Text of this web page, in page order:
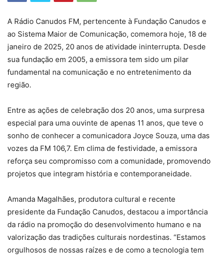
A Rádio Canudos FM, pertencente à Fundação Canudos e
ao Sistema Maior de Comunicação, comemora hoje, 18 de
janeiro de 2025, 20 anos de atividade ininterrupta. Desde
sua fundação em 2005, a emissora tem sido um pilar
fundamental na comunicação e no entretenimento da
região.
Entre as ações de celebração dos 20 anos, uma surpresa
especial para uma ouvinte de apenas 11 anos, que teve o
sonho de conhecer a comunicadora Joyce Souza, uma das
vozes da FM 106,7. Em clima de festividade, a emissora
reforça seu compromisso com a comunidade, promovendo
projetos que integram história e contemporaneidade.
Amanda Magalhães, produtora cultural e recente
presidente da Fundação Canudos, destacou a importância
da rádio na promoção do desenvolvimento humano e na
valorização das tradições culturais nordestinas. “Estamos
orgulhosos de nossas raízes e de como a tecnologia tem